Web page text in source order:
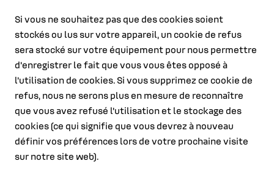
Si vous ne souhaitez pas que des cookies soient
stockés ou lus sur votre appareil, un cookie de refus
sera stocké sur votre équipement pour nous permettre
d'enregistrer le fait que vous vous êtes opposé à
l'utilisation de cookies. Si vous supprimez ce cookie de
refus, nous ne serons plus en mesure de reconnaître
que vous avez refusé l'utilisation et le stockage des
cookies (ce qui signifie que vous devrez à nouveau
définir vos préférences lors de votre prochaine visite
sur notre site web).